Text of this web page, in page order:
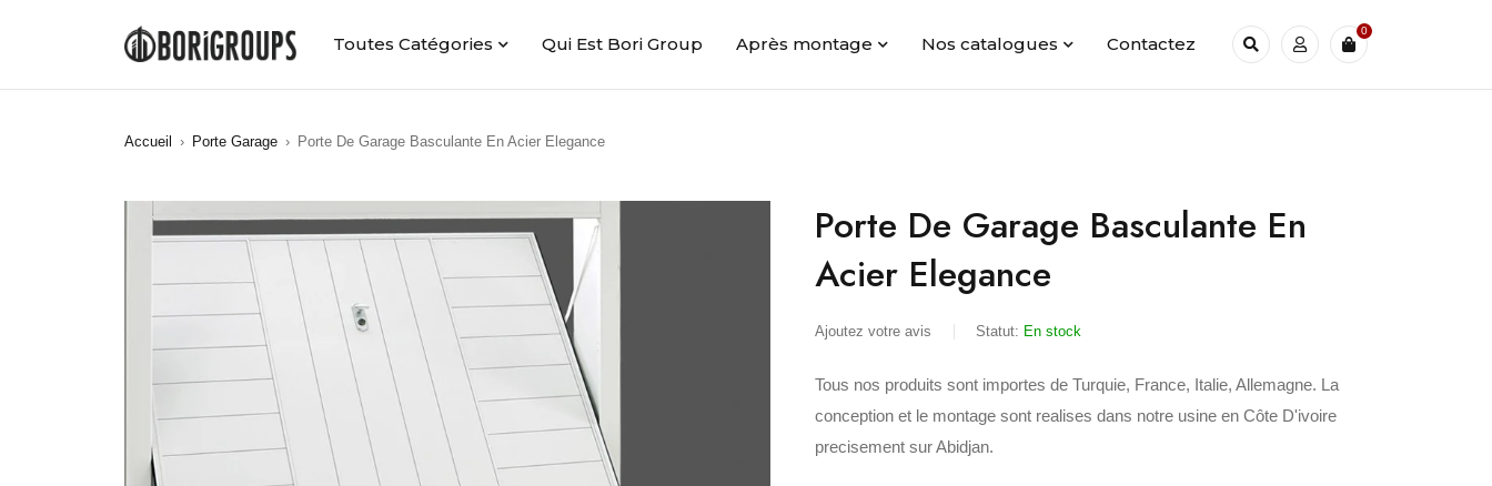
Toutes Catégories Qui Est Bori Group Après montage Nos catalogues Contactez
0
Accueil › Porte Garage › Porte De Garage Basculante En Acier Elegance
Porte De Garage Basculante En
Acier Elegance
Ajoutez votre avis Statut: En stock
Tous nos produits sont importes de Turquie, France, Italie, Allemagne. La
conception et le montage sont realises dans notre usine en Côte D'ivoire
precisement sur Abidjan.